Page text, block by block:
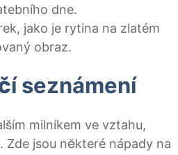
dne.
jako je rytina na zlatém
obraz.
seznámení
milníkem ve vztahu,
Zde jsou některé nápady na